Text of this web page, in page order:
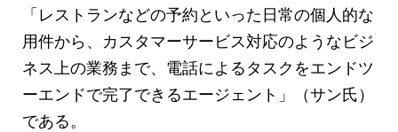
「レストランなどの予約といった日常の個人的な
用件から、カスタマーサービス対応のようなビジ
ネス上の業務まで、電話によるタスクをエンドツ
ーエンドで完了できるエージェント」（サン氏）
である。